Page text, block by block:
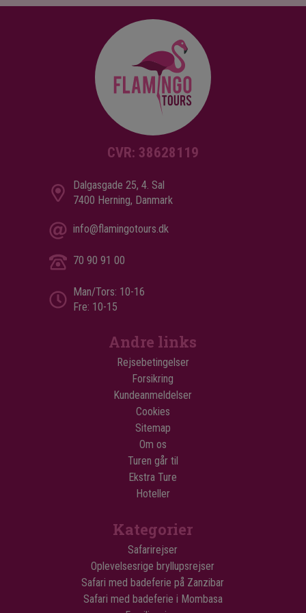
byder på en fantastisk udsigt over det
omkringliggende landskab. For de mindste
gæster er der en legeplads.
Efter en dag med eventyr kan du tage til
restauranten, som serverer lækre retter lavet med
lokale råvarer.
Når trætheden melder sig, kan du trække dig
tilbage til dit værelse, der bevarer den originale
udstyret med moderne faciliteter som safebox,
TV og wifi.
CVR: 38628119
Dalgasgade 25, 4. Sal
7400 Herning, Danmark
info@flamingotours.dk
70 90 91 00
Man/Tors: 10-16
Fre: 10-15
Andre links
Rejsebetingelser
Forsikring
Kundeanmeldelser
Cookies
Sitemap
Om os
Turen går til
Ekstra Ture
Hoteller
Kategorier
Safarirejser
Oplevelsesrige bryllupsrejser
Safari med badeferie på Zanzibar
Safari med badeferie i Mombasa